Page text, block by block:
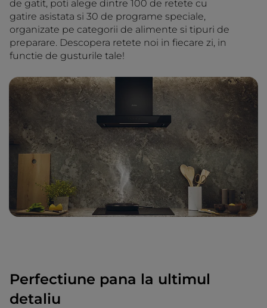
de gatit, poti alege dintre 100 de retete cu
gatire asistata si 30 de programe speciale,
organizate pe categorii de alimente si tipuri de
preparare. Descopera retete noi in fiecare zi, in
functie de gusturile tale!
Perfectiune pana la ultimul
detaliu